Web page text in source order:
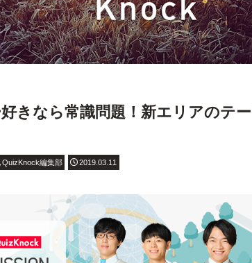
きなら常識問題！新エリアのテ
QuizKnock編集部 2019.03.11